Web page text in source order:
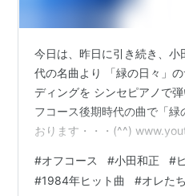
今日は、昨日に引き続き、
代の名曲より 「緑の日々」
ディングを シンセピアノで
フコース後期時代の曲で「緑
おります・・・(^^)
んね～♪ 悲しいマイナーコー
ードのサビ、そしてさらに転
#オフコース #小田和正 #
#1984年ヒット曲 #オレた